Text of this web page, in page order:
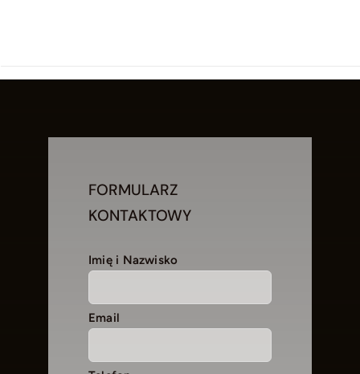
FORMULARZ
KONTAKTOWY
Imię i Nazwisko
Email